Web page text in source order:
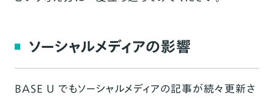
ソーシャルメディアの影響
BASE U でもソーシャルメディアの記事が続々更新さ